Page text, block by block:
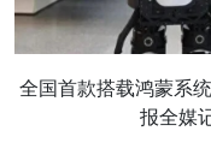
全国首款搭载鸿蒙系
报全媒